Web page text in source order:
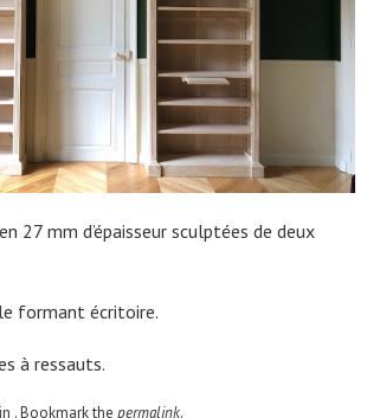
27 mm d’épaisseur sculptées de deux
formant écritoire.
à ressauts.
. Bookmark the permalink.